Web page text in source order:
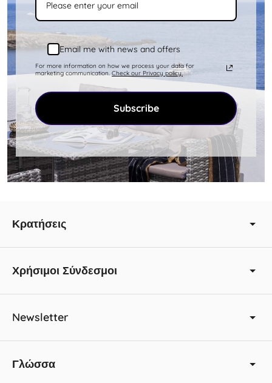
Τα Ιαματικά Νερά της Κύθνου:
Αποκαλύπτοντας το Μυστήριο των
Ιαματικών Πηγών της
1 ΜΆΡΤΙΟΣ 2024
Η Κύθνος, ένα γαλήνιο κυκλαδίτικο νησί της
Ελλάδας, φημίζεται για τη μαγευτική ομορφιά,
τα μαγευτικά τοπία και έναν θ...
περισσότερα
Κρατήσεις
Χρήσιμοι Σύνδεσμοι
Newsletter
Γλώσσα
Email me with news and offers
For more information on how we process your data for
marketing communication. Check our Privacy policy.
Subscribe